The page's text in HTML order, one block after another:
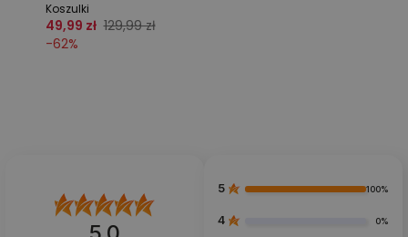
Koszulki
49,99 zł 129,99 zł
-62%
5 100%
4 0%